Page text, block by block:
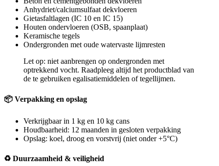
Anhydriet/calciumsulfaat dekvloeren
Gietasfaltlagen (IC 10 en IC 15)
Houten ondervloeren (OSB, spaanplaat)
Keramische tegels
Ondergronden met oude watervaste lijmresten
Let op: niet aanbrengen op ondergronden met
optrekkend vocht. Raadpleeg altijd het productblad van
de te gebruiken egalisatiemiddelen of tegellijmen.
📦 Verpakking en opslag
Verkrijgbaar in 1 kg en 10 kg cans
Houdbaarheid: 12 maanden in gesloten verpakking
Opslag: koel, droog en vorstvrij (niet onder +5°C)
♻️ Duurzaamheid & veiligheid